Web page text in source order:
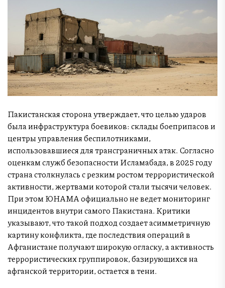
Пакистанская сторона утверждает, что целью ударов
была инфраструктура боевиков: склады боеприпасов и
центры управления беспилотниками,
использовавшиеся для трансграничных атак. Согласно
оценкам служб безопасности Исламабада, в 2025 году
страна столкнулась с резким ростом террористической
активности, жертвами которой стали тысячи человек.
При этом ЮНАМА официально не ведет мониторинг
инцидентов внутри самого Пакистана. Критики
указывают, что такой подход создает асимметричную
картину конфликта, где последствия операций в
Афганистане получают широкую огласку, а активность
террористических группировок, базирующихся на
афганской территории, остается в тени.